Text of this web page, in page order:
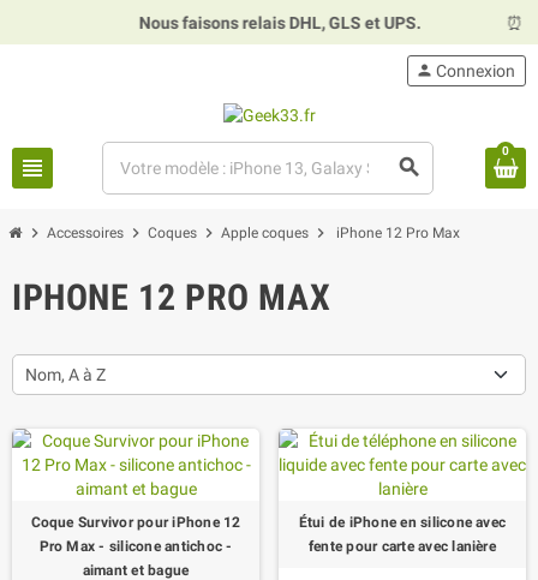
Nous faisons relais DHL, GLS et UPS.
view_headline search
person Connexion
0
chevron_right Accessoires chevron_right Coques chevron_right Apple coques chevron_right iPhone 12 Pro Max
IPHONE 12 PRO MAX
Nom, A à Z
Coque Survivor pour iPhone 12
Pro Max - silicone antichoc -
aimant et bague
Étui de iPhone en silicone avec
fente pour carte avec lanière